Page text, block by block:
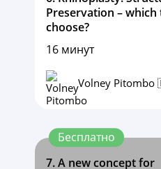
Preservation – which
choose?
16 минут
Volney
Бесплатно
7.A new concept for